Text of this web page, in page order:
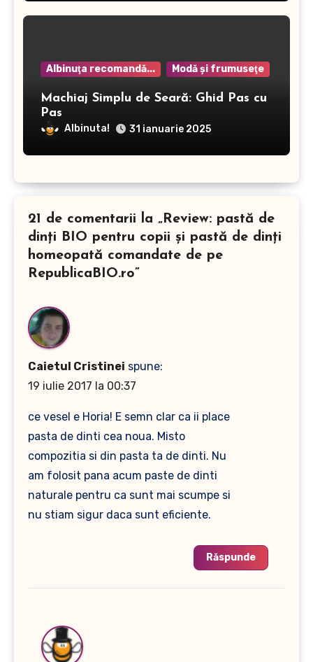
Albinuţa recomandă... Modă şi frumuseţe
Machiaj Simplu de Seară: Ghid Pas cu
Pas
Albinuta! 31 ianuarie 2025
21 de comentarii la „Review: pastă de
dinți BIO pentru copii şi pastă de dinți
homeopată comandate de pe
RepublicaBIO.ro”
Caietul Cristinei spune:
19 iulie 2017 la 00:37
ce vesel e Horia! E semn clar ca ii place
pasta de dinti cea noua. Misto
compozitia si din pasta ta de dinti. Nu
am folosit pana acum paste de dinti
naturale pentru ca sunt mai scumpe si
nu stiam sigur daca sunt eficiente.
Răspunde